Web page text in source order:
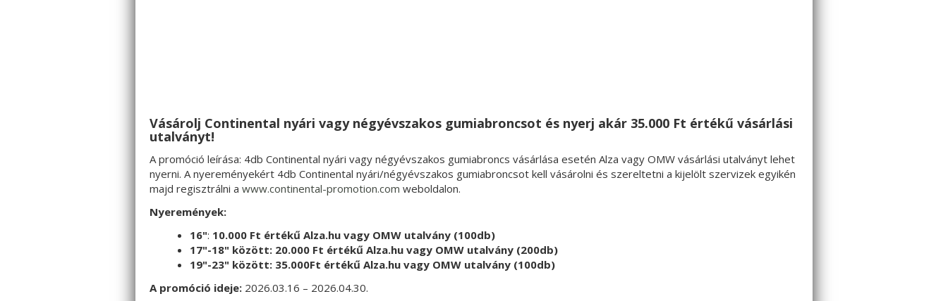
Vásárolj Continental nyári vagy négyévszakos gumiabroncsot és nyerj akár 35.000 Ft értékű vásárlási
utalványt!
A promóció leírása: 4db Continental nyári vagy négyévszakos gumiabroncs vásárlása esetén Alza vagy OMW vásárlási utalványt lehet
nyerni. A nyereményekért 4db Continental nyári/négyévszakos gumiabroncsot kell vásárolni és szereltetni a kijelölt szervizek egyikén
majd regisztrálni a www.continental-promotion.com weboldalon.
Nyeremények:
16": 10.000 Ft értékű Alza.hu vagy OMW utalvány (100db)
17"-18" között: 20.000 Ft értékű Alza.hu vagy OMW utalvány (200db)
19"-23" között: 35.000Ft értékű Alza.hu vagy OMW utalvány (100db)
A promóció ideje: 2026.03.16 – 2026.04.30.